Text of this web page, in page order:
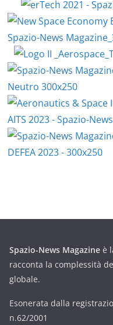
Spazio-News Magazine è
racconta la complessità
globale.
Esonerata dalla
n.62/2001